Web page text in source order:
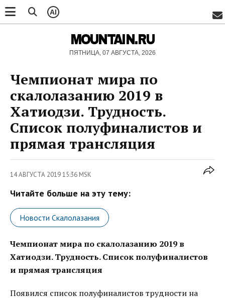
AI
MOUNTAIN.RU
ПЯТНИЦА, 07 АВГУСТА, 2026
Чемпионат мира по
скалолазанию 2019 в
Хатиодзи. Трудность.
Список полуфиналистов и
прямая трансляция
14 АВГУСТА 2019 15:36 MSK
Читайте больше на эту тему:
Новости Скалолазания
Чемпионат мира по скалолазанию 2019 в
Хатиодзи. Трудность. Список полуфиналистов
и прямая трансляция
Появился список полуфиналистов трудности на